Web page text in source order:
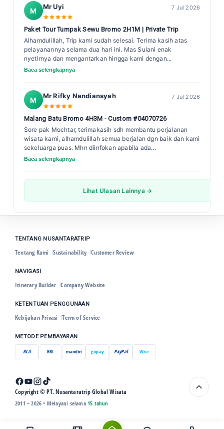
M Mr Uyi 7 Jul 2026
Paket Tour Tumpak Sewu Bromo 2H1M | Private Trip
Alhamdulillah, Trip kami sudah selesai. Terima kasih atas
pelayanannya selama dua hari ini. Mas Sulani enak
nyetirnya dan mengantarkan hingga kami dengan...
Baca selengkapnya
M Mr Rifky Nandiansyah 7 Jul 2026
Malang Batu Bromo 4H3M - Custom #04070726
Sore pak Mochtar, terimakasih sdh membantu perjalanan
wisata kami, alhamdulillah semua berjalan dgn baik dan kami
sekeluarga puas. Mhn diinfokan apabila ada...
Baca selengkapnya
Lihat Ulasan Lainnya →
TENTANG NUSANTARATRIP
Tentang Kami Sustainability Customer Review
NAVIGASI
Itinerary Builder Company Website
KETENTUAN PENGGUNAAN
Kebijakan Privasi Term of Service
METODE PEMBAYARAN
BCA BRI mandiri gopay PayPal Wise
Copyright © PT. Nusantaratrip Global Wisata
2011 – 2026 • Melayani selama 15 tahun